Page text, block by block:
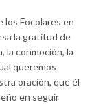
los Focolares en
la gratitud de
la conmoción, la
queremos
oración, que él
en seguir